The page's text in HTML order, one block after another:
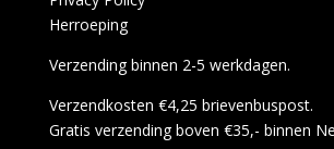
Herroeping
Verzending binnen 2-5 werkdagen.
Verzendkosten €4,25 brievenbuspost.
Gratis verzending boven €35,- binnen